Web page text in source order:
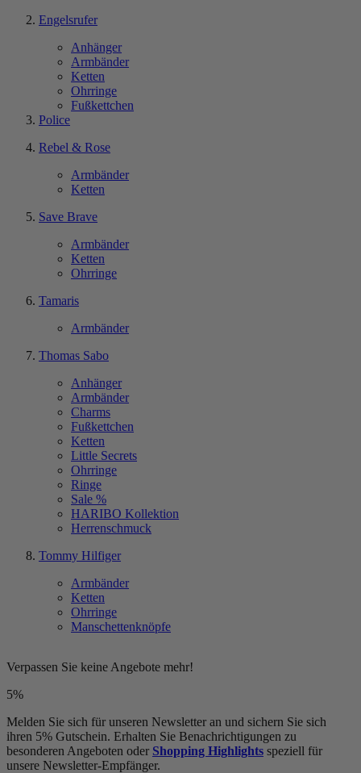
Engelsrufer
Anhänger
Armbänder
Ketten
Ohrringe
Fußkettchen
Police
Rebel & Rose
Armbänder
Ketten
Save Brave
Armbänder
Ketten
Ohrringe
Tamaris
Armbänder
Thomas Sabo
Anhänger
Armbänder
Charms
Fußkettchen
Ketten
Little Secrets
Ohrringe
Ringe
Sale %
HARIBO Kollektion
Herrenschmuck
Tommy Hilfiger
Armbänder
Ketten
Ohrringe
Manschettenknöpfe
Verpassen Sie keine Angebote mehr!
5%
Melden Sie sich für unseren Newsletter an und sichern Sie sich
ihren 5% Gutschein. Erhalten Sie Benachrichtigungen zu
besonderen Angeboten oder Shopping Highlights speziell für
unsere Newsletter-Empfänger.